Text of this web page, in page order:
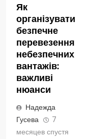
Як
організувати
безпечне
перевезення
небезпечних
вантажів:
важливі
нюанси
Надежда
Гусева
7
месяцев спустя